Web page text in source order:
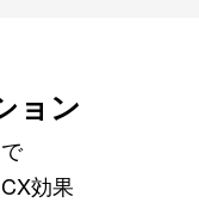
ョン
効果